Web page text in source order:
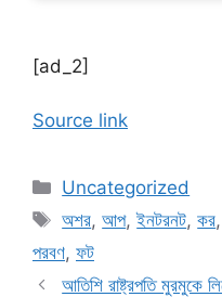
[ad_2]
Source link
Categories
Uncategorized
Tags
অশর,আপ,ইনটরনট,কর
পরবণ, ফট
আতিশি রাষ্ট্রপতি মুরমুকে